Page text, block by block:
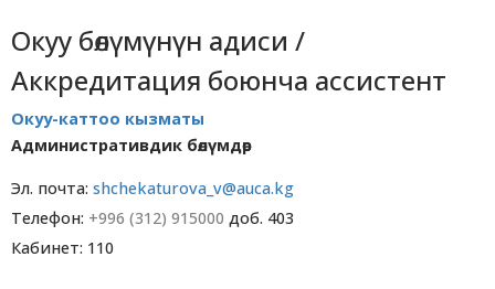
Окуу бөлүмүнүн адиси /
Аккредитация боюнча ассистент
Окуу-каттоо кызматы
Административдик бөлүмдөр
Эл. почта: shchekaturova_v@auca.kg
Телефон: +996 (312) 915000 доб. 403
Кабинет: 110